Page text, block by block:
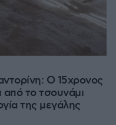
Ο 15χρονος
το τσουνάμι
της μεγάλης